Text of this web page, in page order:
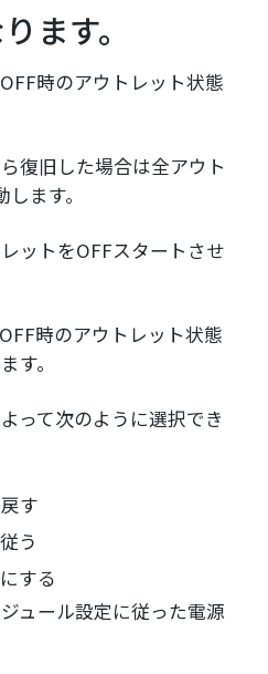
ます。
時のアウトレット状態
復旧した場合は全アウト
ます。
ットをOFFスタートさせ
時のアウトレット状態
す。
って次のように選択でき
す
う
する
ュール設定に従った電源